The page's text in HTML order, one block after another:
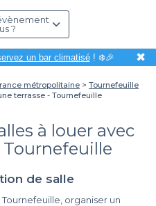
?
un bar climatisé! ❄️🎉 ✖
métropolitaine
Tournefeuille
terrasse - Tournefeuille
à louer avec
Tournefeuille
de salle
organiser un